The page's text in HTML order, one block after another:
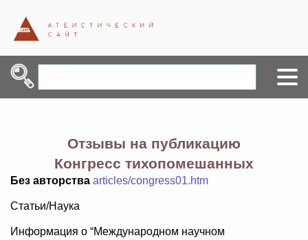
Отзывы на публикацию
Конгресс тихопомешанных
Без авторства articles/congress01.htm
Статьи/Наука
Информация о “Международном научном